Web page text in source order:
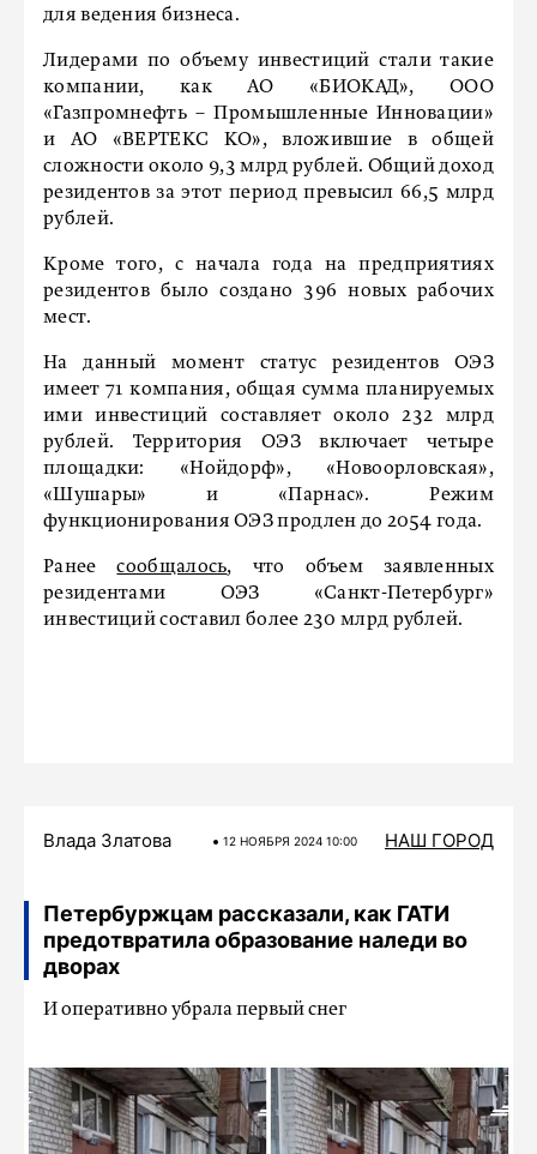
для ведения бизнеса.
Лидерами по объему инвестиций стали такие
компании, как АО «БИОКАД», ООО
«Газпромнефть – Промышленные Инновации»
и АО «ВЕРТЕКС КО», вложившие в общей
сложности около 9,3 млрд рублей. Общий доход
резидентов за этот период превысил 66,5 млрд
рублей.
Кроме того, с начала года на предприятиях
резидентов было создано 396 новых рабочих
мест.
На данный момент статус резидентов ОЭЗ
имеет 71 компания, общая сумма планируемых
ими инвестиций составляет около 232 млрд
рублей. Территория ОЭЗ включает четыре
площадки: «Нойдорф», «Новоорловская»,
«Шушары» и «Парнас». Режим
функционирования ОЭЗ продлен до 2054 года.
Ранеесообщалось, что объем заявленных
резидентами ОЭЗ «Санкт-Петербург»
инвестиций составил более 230 млрд рублей.
Влада Златова 12 НОЯБРЯ 2024 10:00 НАШ ГОРОД
Петербуржцам рассказали, как ГАТИ
предотвратила образование наледи во
дворах
И оперативно убрала первый снег